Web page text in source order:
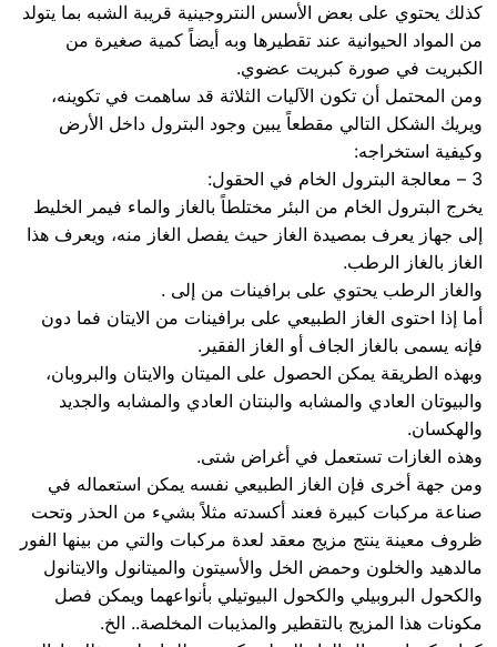
كذلك يحتوي على بعض الأسس النتروجينية قريبة الشبه بما يتولد
من المواد الحيوانية عند تقطيرها وبه أيضاً كمية صغيرة من
الكبريت في صورة كبريت عضوي.
ومن المحتمل أن تكون الآليات الثلاثة قد ساهمت في تكوينه،
ويريك الشكل التالي مقطعاً يبين وجود البترول داخل الأرض
وكيفية استخراجه:
3 – معالجة البترول الخام في الحقول:
يخرج البترول الخام من البئر مختلطاً بالغاز والماء فيمر الخليط
إلى جهاز يعرف بمصيدة الغاز حيث يفصل الغاز منه، ويعرف هذا
الغاز بالغاز الرطب.
والغاز الرطب يحتوي على برافينات من إلى .
أما إذا احتوى الغاز الطبيعي على برافينات من الايتان فما دون
فإنه يسمى بالغاز الجاف أو الغاز الفقير.
وبهذه الطريقة يمكن الحصول على الميتان والايتان والبروبان،
والبيوتان العادي والمشابه والبنتان العادي والمشابه والجديد
والهكسان.
وهذه الغازات تستعمل في أغراض شتى.
ومن جهة أخرى فإن الغاز الطبيعي نفسه يمكن استعماله في
صناعة مركبات كبيرة فعند أكسدته مثلاً بشيء من الحذر وتحت
ظروف معينة ينتج مزيج معقد لعدة مركبات والتي من بينها الفور
مالدهيد والخلون وحمض الخل والأسيتون والميتانول والايتانول
والكحول البروبيلي والكحول البيوتيلي بأنواعهما ويمكن فصل
مكونات هذا المزيج بالتقطير والمذيبات المخلصة.. الخ.